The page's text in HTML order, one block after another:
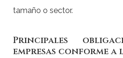
tamaño o sector.
Principales
empresas conforme a